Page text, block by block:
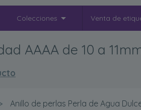
Colecciones Venta de
AAAA de 10 a
Anillo de perlas Perla de Agua